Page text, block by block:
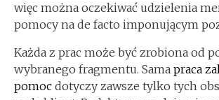
więc można oczekiwać udzielenia
pomocy na de facto imponującym
Każda z prac może być zrobiona od
wybranego fragmentu. Sama praca
pomoc dotyczy zawsze tylko tych